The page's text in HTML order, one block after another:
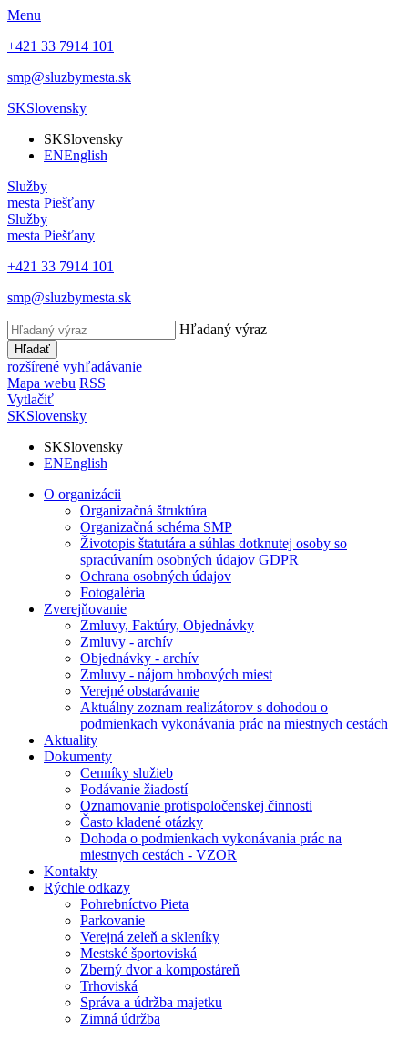
Menu
+421 33 7914 101
smp@sluzbymesta.sk
SKSlovensky
SKSlovensky
ENEnglish
Služby
mesta Piešťany
Služby
mesta Piešťany
+421 33 7914 101
smp@sluzbymesta.sk
Hľadaný výraz
Hľadať
rozšírené vyhľadávanie
Mapa webu RSS
Vytlačiť
SKSlovensky
SKSlovensky
ENEnglish
O organizácii
Organizačná štruktúra
Organizačná schéma SMP
Životopis štatutára a súhlas dotknutej osoby so
spracúvaním osobných údajov GDPR
Ochrana osobných údajov
Fotogaléria
Zverejňovanie
Zmluvy, Faktúry, Objednávky
Zmluvy - archív
Objednávky - archív
Zmluvy - nájom hrobových miest
Verejné obstarávanie
Aktuálny zoznam realizátorov s dohodou o
podmienkach vykonávania prác na miestnych cestách
Aktuality
Dokumenty
Cenníky služieb
Podávanie žiadostí
Oznamovanie protispoločenskej činnosti
Často kladené otázky
Dohoda o podmienkach vykonávania prác na
miestnych cestách - VZOR
Kontakty
Rýchle odkazy
Pohrebníctvo Pieta
Parkovanie
Verejná zeleň a skleníky
Mestské športoviská
Zberný dvor a kompostáreň
Trhoviská
Správa a údržba majetku
Zimná údržba